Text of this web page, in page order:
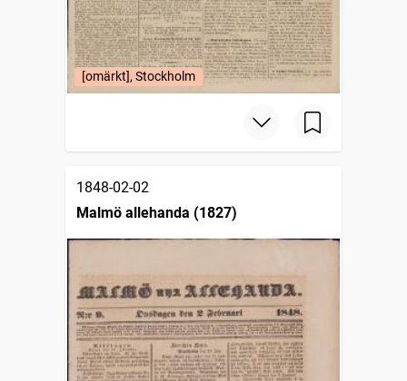
[omärkt], Stockholm
1848-02-02
Malmö allehanda (1827)